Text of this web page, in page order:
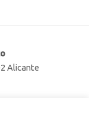
Alicante